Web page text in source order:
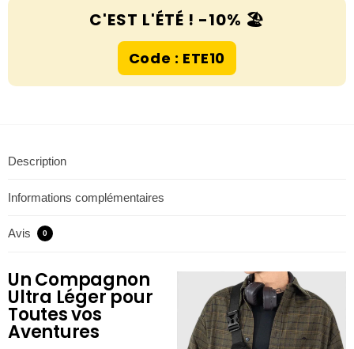
C'EST L'ÉTÉ ! -10% 🏖️
Code : ETE10
Description
Informations complémentaires
Avis 0
Un Compagnon
Ultra Léger pour
Toutes vos
Aventures